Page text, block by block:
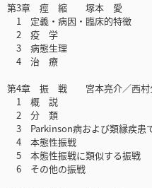
第3章 痙 縮 塚本 愛
1 定義・病因・臨床的特徴
2 疫 学
3 病態生理
4 治 療
第4章 振 戦 宮本亮介／西村
1 概 説
2 分 類
3 Parkinson病および類縁疾患
4 本態性振戦
5 本態性振戦に類似する振戦
6 その他の振戦